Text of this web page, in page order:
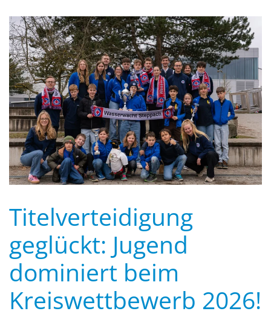
Titelverteidigung
geglückt: Jugend
dominiert beim
Kreiswettbewerb 2026!